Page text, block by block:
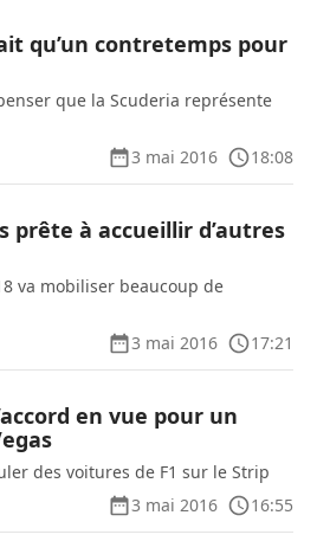
qu’un contretemps pour
que la Scuderia représente
3 mai 2016
18:08
prête à accueillir d’autres
va mobiliser beaucoup de
3 mai 2016
17:21
en vue pour un
des voitures de F1 sur le Strip
3 mai 2016
16:55